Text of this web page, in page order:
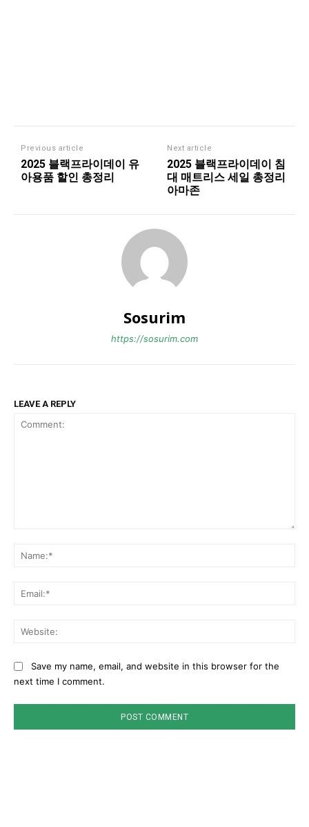
Previous article
2025 블랙프라이데이 유
아용품 할인 총정리
Next article
2025 블랙프라이데이 침
대 매트리스 세일 총정리
아마존
Sosurim
https://sosurim.com
LEAVE A REPLY
Save my name, email, and website in this browser for the
next time I comment.